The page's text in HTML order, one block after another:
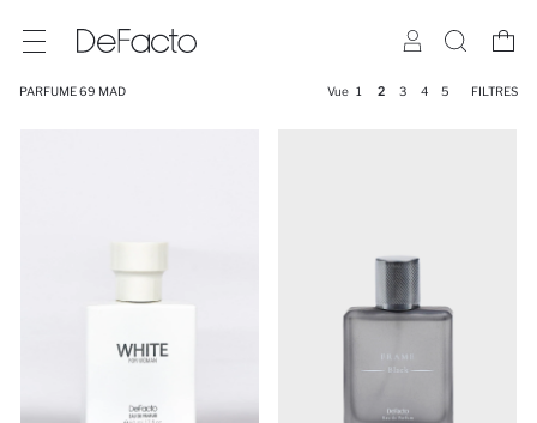
PARFUME 69 MAD Vue 1 2 3 4 5 FILTRES